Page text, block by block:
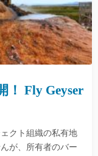
！ Fly Geyser
クト組織の私有地
が、所有者のバー